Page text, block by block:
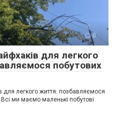
0
для легкого
побутових
для легкого життя: позбавляємося
ми маємо маленькі побутові